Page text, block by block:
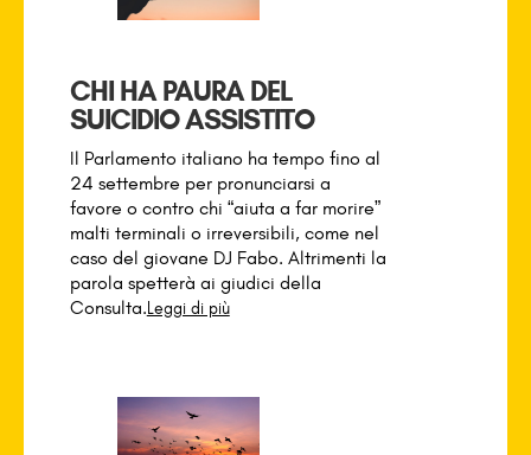
CHI HA PAURA DEL
SUICIDIO ASSISTITO
Il Parlamento italiano ha tempo fino al
24 settembre per pronunciarsi a
favore o contro chi “aiuta a far morire”
malti terminali o irreversibili, come nel
caso del giovane DJ Fabo. Altrimenti la
parola spetterà ai giudici della
Consulta.Leggi di più